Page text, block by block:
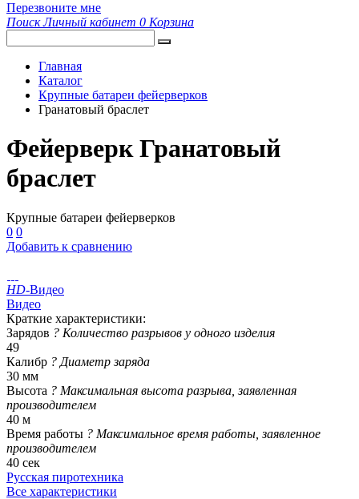
Перезвоните мне
Поиск Личный кабинет 0 Корзина
Главная
Каталог
Крупные батареи фейерверков
Гранатовый браслет
Фейерверк Гранатовый
браслет
Крупные батареи фейерверков
0 0
Добавить к сравнению
HD-Видео
Видео
Краткие характеристики:
Зарядов ? Количество разрывов у одного изделия
49
Калибр ? Диаметр заряда
30 мм
Высота ? Максимальная высота разрыва, заявленная
производителем
40 м
Время работы ? Максимальное время работы, заявленное
производителем
40 сек
Русская пиротехника
Все характеристики